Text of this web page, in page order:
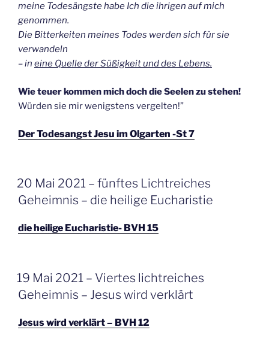
meine Todesängste habe Ich die ihrigen auf mich
genommen.
Die Bitterkeiten meines Todes werden sich für sie
verwandeln
– in eine Quelle der Süßigkeit und des Lebens.
Wie teuer kommen mich doch die Seelen zu stehen!
Würden sie mir wenigstens vergelten!”
Der Todesangst Jesu im Olgarten -St 7
GEPLAATST
OP
20 Mai 2021 – fünftes Lichtreiches
Geheimnis – die heilige Eucharistie
die heilige Eucharistie- BVH 15
GEPLAATST
OP
19 Mai 2021 – Viertes lichtreiches
Geheimnis – Jesus wird verklärt
Jesus wird verklärt – BVH 12